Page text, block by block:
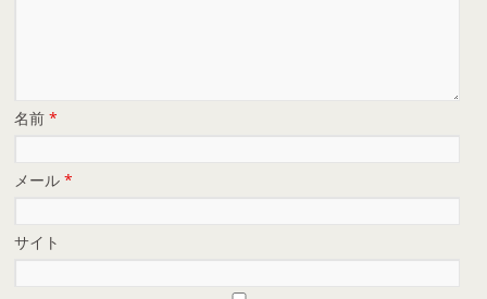
名前*
メール*
サイト